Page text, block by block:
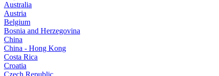
Australia
Austria
Belgium
Bosnia and Herzegovina
China
China - Hong Kong
Costa Rica
Croatia
Czech Republic